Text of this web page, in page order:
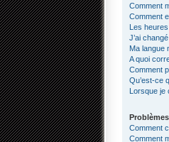
Comment
Comment
Les
J’ai
Ma langue
A quoi
Comment
Qu’est-ce
Lorsque je
Comment
Comment